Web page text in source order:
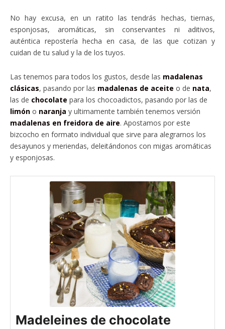
No hay excusa, en un ratito las tendrás hechas, tiernas,
esponjosas, aromáticas, sin conservantes ni aditivos,
auténtica repostería hecha en casa, de las que cotizan y
cuidan de tu salud y la de los tuyos.
Las tenemos para todos los gustos, desde las madalenas
clásicas, pasando por las madalenas de aceite o de nata,
las de chocolate para los chocoadictos, pasando por las de
limón o naranja y ultimamente también tenemos versión
madalenas en freidora de aire. Apostamos por este
bizcocho en formato individual que sirve para alegrarnos los
desayunos y meriendas, deleitándonos con migas aromáticas
y esponjosas.
Madeleines de chocolate